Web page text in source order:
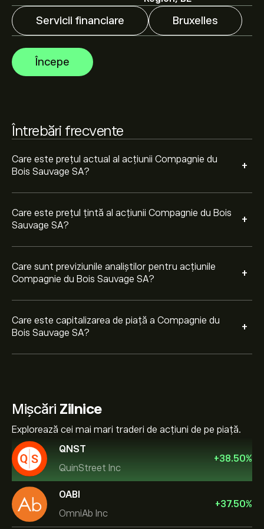
Servicii financiare Bruxelles
Începe
Întrebări frecvente
Care este prețul actual al acțiunii Compagnie du
Bois Sauvage SA?
+
Care este prețul țintă al acțiunii Compagnie du Bois
Sauvage SA?
+
Care sunt previziunile analiștilor pentru acțiunile
Compagnie du Bois Sauvage SA?
+
Analiștii oferă previziuni pentru acțiunile Compagnie du
Bois Sauvage SA bazate pe tendințele pieței, rapoarte
financiare și creșterea estimată. Verifică cele mai
recente previziuni pentru mișcările viitoare de preț.
Care este capitalizarea de piață a Compagnie du
Bois Sauvage SA?
+
Mișcări Zilnice
Explorează cei mai mari traderi de acțiuni de pe piață.
QNST
QuinStreet Inc
+38.50%
OABI
OmniAb Inc
+37.50%